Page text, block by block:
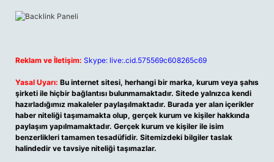
Reklam ve İletişim: Skype: live:.cid.575569c608265c69
Yasal Uyarı: Bu internet sitesi, herhangi bir marka, kurum veya şahıs
şirketi ile hiçbir bağlantısı bulunmamaktadır. Sitede yalnızca kendi
hazırladığımız makaleler paylaşılmaktadır. Burada yer alan içerikler
haber niteliği taşımamakta olup, gerçek kurum ve kişiler hakkında
paylaşım yapılmamaktadır. Gerçek kurum ve kişiler ile isim
benzerlikleri tamamen tesadüfidir. Sitemizdeki bilgiler taslak
halindedir ve tavsiye niteliği taşımazlar.